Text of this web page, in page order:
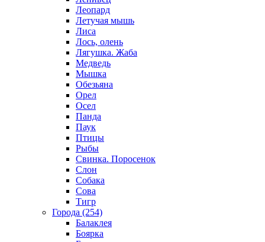
Леопард
Летучая мышь
Лиса
Лось, олень
Лягушка. Жаба
Медведь
Мышка
Обезьяна
Орел
Осел
Панда
Паук
Птицы
Рыбы
Свинка. Поросенок
Слон
Собака
Сова
Тигр
Города (254)
Балаклея
Боярка